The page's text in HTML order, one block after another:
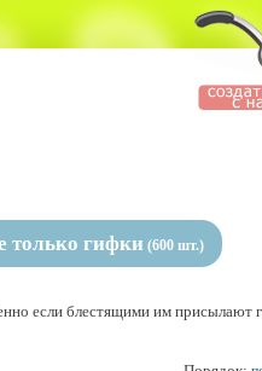
только гифки(600 шт.)
если блестящими им присылают